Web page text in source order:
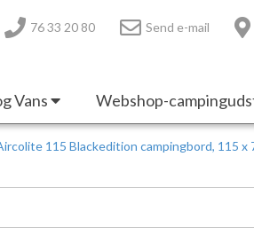
76 33 20 80 Send e-mail
Vans Webshop-
115 Blackedition campingbord, 115 x